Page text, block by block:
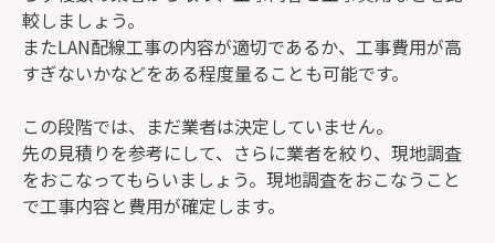
較しましょう。
またLAN配線工事の内容が適切であるか、工事費用が高
すぎないかなどをある程度量ることも可能です。
この段階では、まだ業者は決定していません。
先の見積りを参考にして、さらに業者を絞り、現地調査
をおこなってもらいましょう。現地調査をおこなうこと
で工事内容と費用が確定します。